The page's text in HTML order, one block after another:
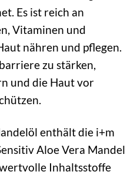
Es ist reich an
Vitaminen und
nähren und pflegen.
zu stärken,
und die Haut vor
enthält die i+m
Aloe Vera Mandel
Inhaltsstoffe